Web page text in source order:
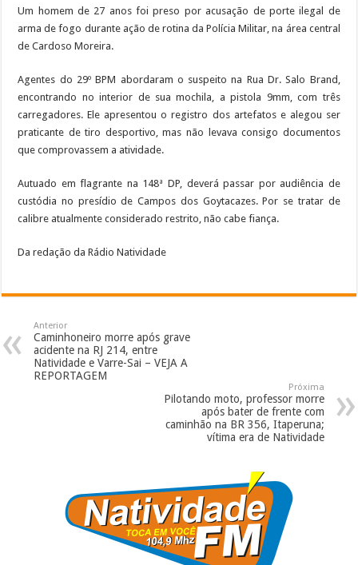
Um homem de 27 anos foi preso por acusação de porte ilegal de
arma de fogo durante ação de rotina da Polícia Militar, na área central
de Cardoso Moreira.
Agentes do 29º BPM abordaram o suspeito na Rua Dr. Salo Brand,
encontrando no interior de sua mochila, a pistola 9mm, com três
carregadores. Ele apresentou o registro dos artefatos e alegou ser
praticante de tiro desportivo, mas não levava consigo documentos
que comprovassem a atividade.
Autuado em flagrante na 148ª DP, deverá passar por audiência de
custódia no presídio de Campos dos Goytacazes. Por se tratar de
calibre atualmente considerado restrito, não cabe fiança.
Da redação da Rádio Natividade
Anterior
Caminhoneiro morre após grave
acidente na RJ 214, entre
Natividade e Varre-Sai – VEJA A
REPORTAGEM
Próxima
Pilotando moto, professor morre
após bater de frente com
caminhão na BR 356, Itaperuna;
vítima era de Natividade